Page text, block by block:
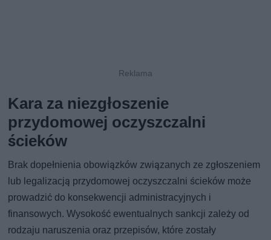
Kara za niezgłoszenie
przydomowej oczyszczalni
ścieków
Brak dopełnienia obowiązków związanych ze zgłoszeniem
lub legalizacją przydomowej oczyszczalni ścieków może
prowadzić do konsekwencji administracyjnych i
finansowych. Wysokość ewentualnych sankcji zależy od
rodzaju naruszenia oraz przepisów, które zostały